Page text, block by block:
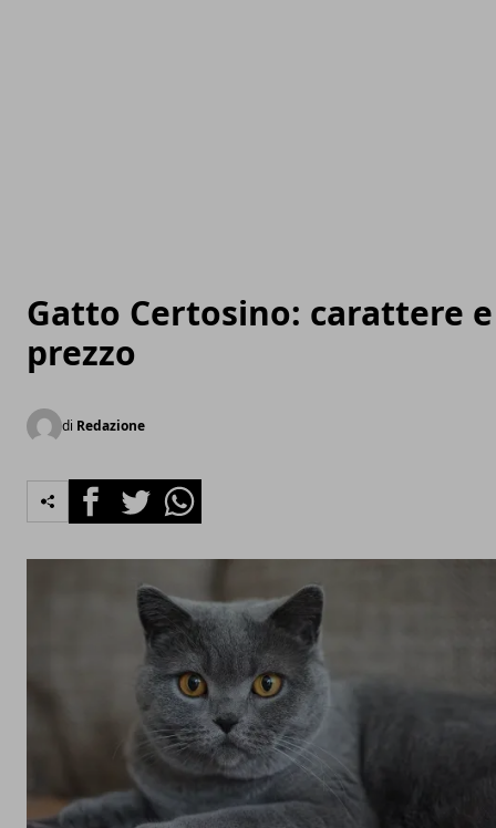
Gatto Certosino: carattere e
prezzo
di Redazione
FacebookTwitterWhatsapp